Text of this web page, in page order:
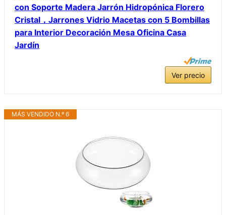
con Soporte Madera Jarrón Hidropónica Florero
Cristal，Jarrones Vidrio Macetas con 5 Bombillas
para Interior Decoración Mesa Oficina Casa
Jardín
Ver precio
MÁS VENDIDO N.º 6